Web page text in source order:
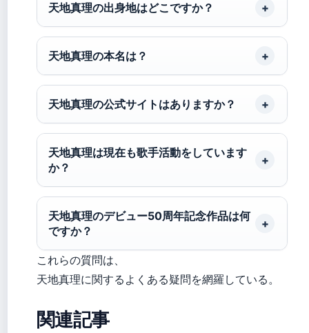
天地真理の出身地はどこですか？
天地真理の本名は？
天地真理の公式サイトはありますか？
天地真理は現在も歌手活動をしています
か？
天地真理のデビュー50周年記念作品は何
ですか？
これらの質問は、
天地真理に関するよくある疑問を網羅している。
関連記事